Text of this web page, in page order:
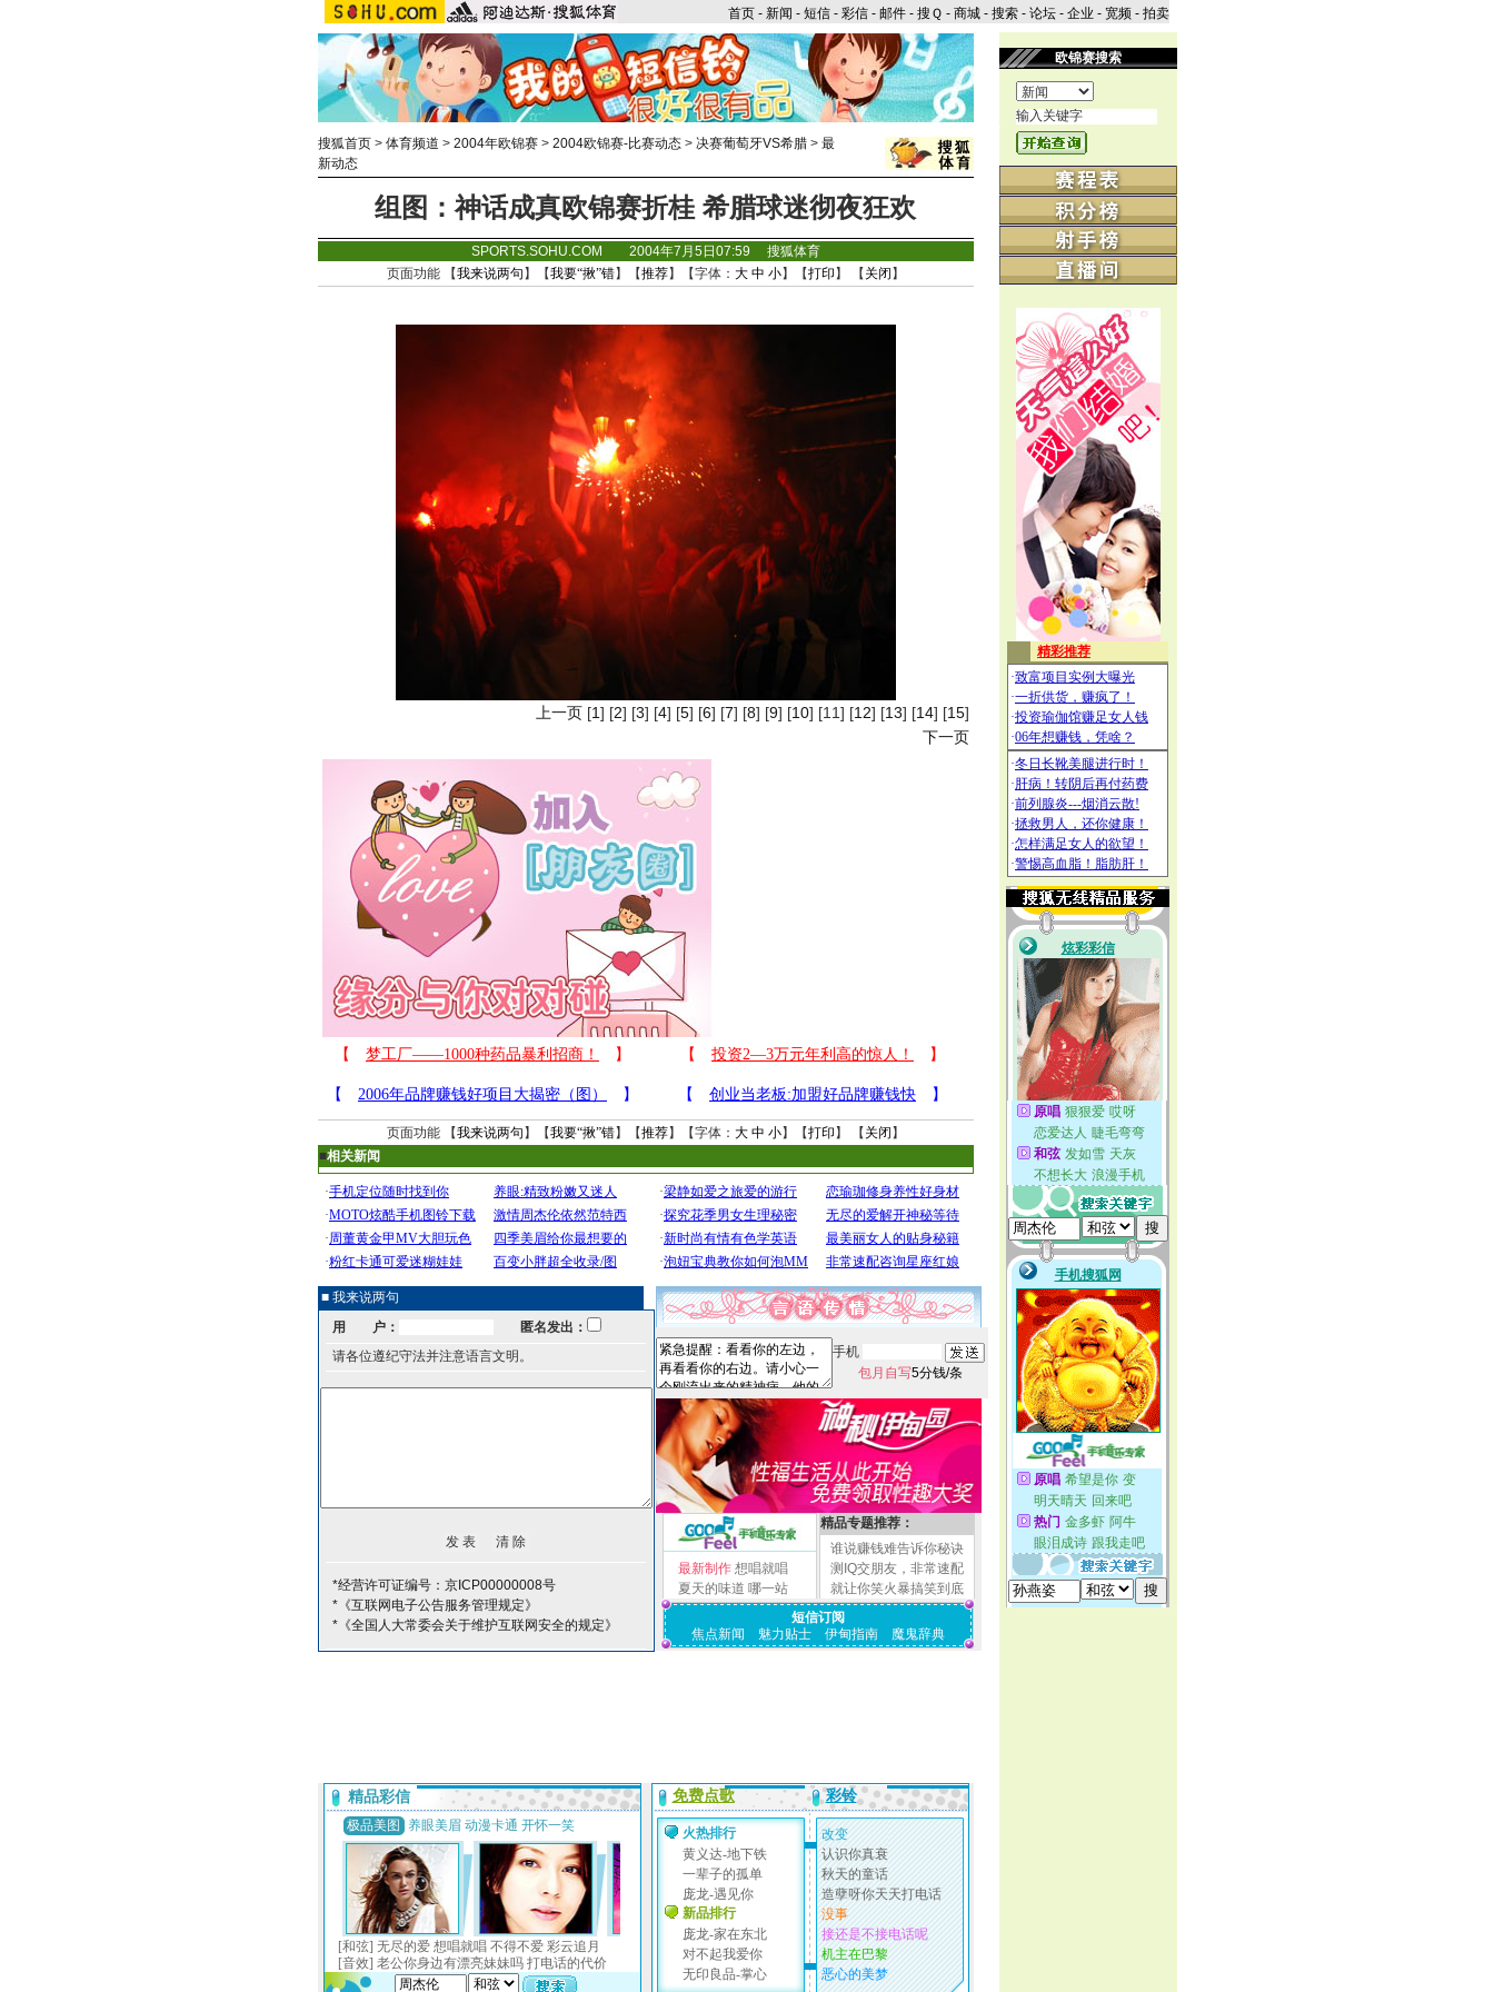
首页 - 新闻 - 短信 - 彩信 - 邮件 - 搜Ｑ - 商城 - 搜索 - 论坛 - 企业 - 宽频 - 拍卖
搜狐首页> 体育频道 > 2004年欧锦赛> 2004欧锦赛-比赛动态> 决赛葡萄牙VS希腊> 最
新动态
组图：神话成真欧锦赛折桂 希腊球迷彻夜狂欢
SPORTS.SOHU.COM 2004年7月5日07:59 搜狐体育
页面功能 【我来说两句 】【我要“揪”错】【推荐】【字体： 大 中 小】【打印 】 【 关闭 】
上一页[1] [2] [3] [4] [5] [6] [7] [8] [9] [10] [11] [12] [13] [14] [15]
下一页
页面功能 【我来说两句 】【我要“揪”错】【推荐】【字体： 大 中 小】【打印 】 【 关闭 】
■相关新闻
■ 我来说两句
用 户：
匿名发出：
请各位遵纪守法并注意语言文明。
*经营许可证编号：京ICP00000008号
*《互联网电子公告服务管理规定》
*《全国人大常委会关于维护互联网安全的规定》
手机
包月自写5分钱/条
最新制作 想唱就唱
夏天的味道 哪一站
精品专题推荐：
谁说赚钱难告诉你秘诀
测IQ交朋友，非常速配
就让你笑火暴搞笑到底
短信订阅
焦点新闻
魅力贴士 伊甸指南 魔鬼辞典
欧锦赛搜索